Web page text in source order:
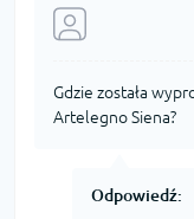
Gdzie została
Artelegno Siena?
Odpowiedź: